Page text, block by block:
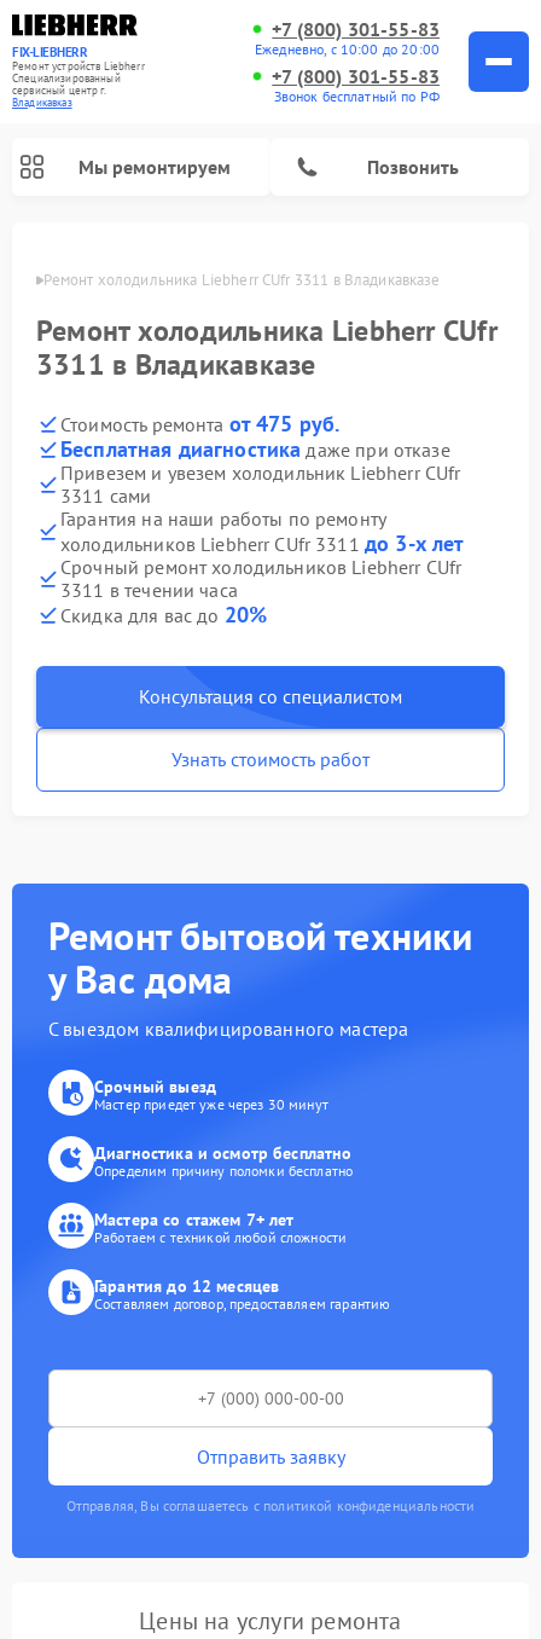
FIX-LIEBHERR
Ремонт устройств Liebherr
Специализированный
cервисный центр г.
Владикавказ
+7 (800) 301-55-83
Ежедневно, с 10:00 до 20:00
+7 (800) 301-55-83
Звонок бесплатный по РФ
Мы ремонтируем Позвонить
Ремонт холодильника Liebherr CUfr 3311 в Владикавказе
Ремонт холодильника Liebherr CUfr
3311 в Владикавказе
Стоимость ремонта от 475 руб.
Бесплатная диагностика даже при отказе
Привезем и увезем холодильник Liebherr CUfr
3311 сами
Гарантия на наши работы по ремонту
холодильников Liebherr CUfr 3311 до 3-х лет
Срочный ремонт холодильников Liebherr CUfr
3311 в течении часа
Скидка для вас до 20%
Консультация со специалистом
Узнать стоимость работ
Ремонт бытовой техники
у Вас дома
С выездом квалифицированного мастера
Срочный выезд
Мастер приедет уже через 30 минут
Диагностика и осмотр бесплатно
Определим причину поломки бесплатно
Мастера со стажем 7+ лет
Работаем с техникой любой сложности
Гарантия до 12 месяцев
Составляем договор, предоставляем гарантию
Отправить заявку
Отправляя, Вы соглашаетесь с политикой конфиденциальности
Цены на услуги ремонта